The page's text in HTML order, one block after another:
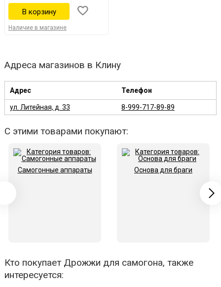
Наличие в магазине
Адреса магазинов в Клину
Адрес Телефон
ул. Литейная, д. 33 8-999-717-89-89
С этими товарами покупают:
Самогонные аппараты Основа для браги
Кто покупает Дрожжи для самогона, также
интересуется: